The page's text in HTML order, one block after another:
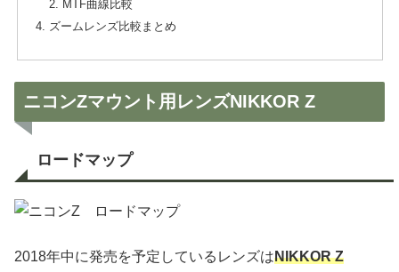
MTF曲線比較
ズームレンズ比較まとめ
ニコンZマウント用レンズNIKKOR Z
ロードマップ
2018年中に発売を予定しているレンズはNIKKOR Z